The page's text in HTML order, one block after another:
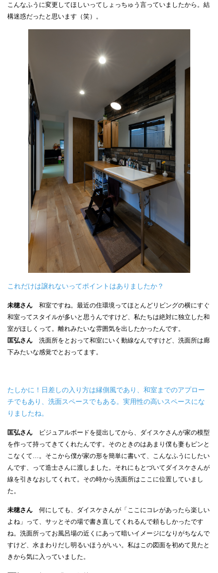
こんなふうに変更してほしいってしょっちゅう言っていましたから。結
構迷惑だったと思います（笑）。
これだけは譲れないってポイントはありましたか？
未穂さん
和室ですね。最近の住環境ってほとんどリビングの横にすぐ
和室ってスタイルが多いと思うんですけど、私たちは絶対に独立した和
室がほしくって。離れみたいな雰囲気を出したかったんです。
匡弘さん
洗面所をとおって和室にいく動線なんですけど、洗面所は廊
下みたいな感覚でとおってます。
たしかに！日差しの入り方は縁側風であり、和室までのアプロー
チでもあり、洗面スペースでもある。実用性の高いスペースにな
りましたね。
匡弘さん
ビジュアルボードを提出してから、ダイスケさんが家の模型
を作って持ってきてくれたんです。そのときのはあまり僕も妻もピンと
こなくて…。そこから僕が家の形を簡単に書いて、こんなふうにしたい
んです、って造士さんに渡しました。それにもとづいてダイスケさんが
線を引きなおしてくれて。その時から洗面所はここに位置していまし
た。
未穂さん
何にしても、ダイスケさんが「ここにコレがあったら楽しい
よね」って、サッとその場で書き直してくれるんで頼もしかったです
ね。洗面所ってお風呂場の近くにあって暗いイメージになりがちなんで
すけど、水まわりだし明るいほうがいい。私はこの図面を初めて見たと
きから気に入っていました。